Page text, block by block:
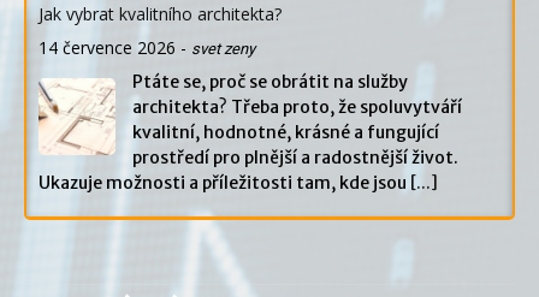
Jak vybrat kvalitního architekta?
14 července 2026 - svet zeny
Ptáte se, proč se obrátit na služby
architekta? Třeba proto, že spoluvytváří
kvalitní, hodnotné, krásné a fungující
prostředí pro plnější a radostnější život.
Ukazuje možnosti a příležitosti tam, kde jsou [...]